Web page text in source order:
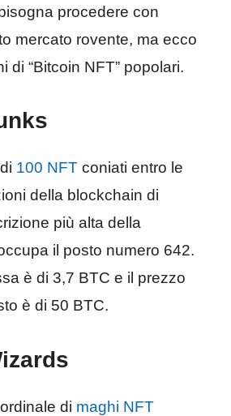
procedere con
mercato rovente, ma ecco
di “Bitcoin NFT” popolari.
100 NFT coniati entro le
della blockchain di
più alta della
il posto numero 642.
è di 3,7 BTC e il prezzo
è di 50 BTC.
di maghi NFT